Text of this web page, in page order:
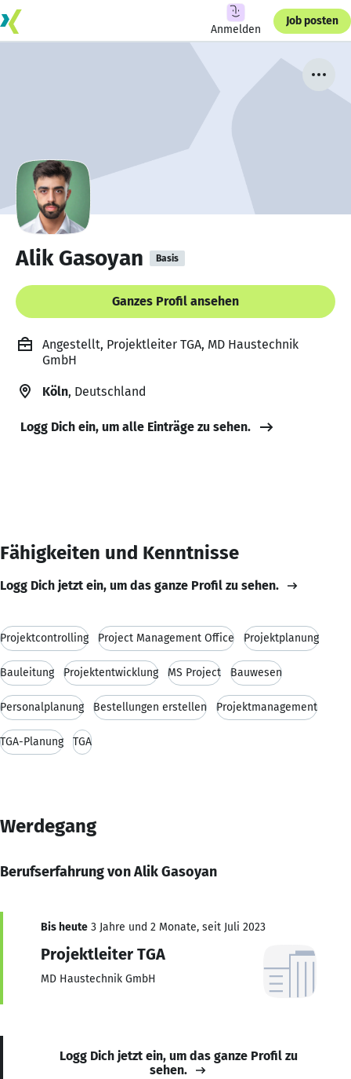
Anmelden
Job posten
Alik Gasoyan Basis
Ganzes Profil ansehen
Angestellt, Projektleiter TGA, MD Haustechnik
GmbH
Köln, Deutschland
Logg Dich ein, um alle Einträge zu sehen.
Fähigkeiten und Kenntnisse
Logg Dich jetzt ein, um das ganze Profil zu sehen.
Projektcontrolling Project Management Office Projektplanung
Bauleitung Projektentwicklung MS Project Bauwesen
Personalplanung Bestellungen erstellen Projektmanagement
TGA-Planung TGA
Werdegang
Berufserfahrung von Alik Gasoyan
Bis heute 3 Jahre und 2 Monate, seit Juli 2023
Projektleiter TGA
MD Haustechnik GmbH
Logg Dich jetzt ein, um das ganze Profil zu
sehen.